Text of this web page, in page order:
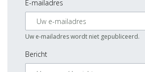
E-mailadres
Uw e-mailadres wordt niet gepubliceerd.
Bericht